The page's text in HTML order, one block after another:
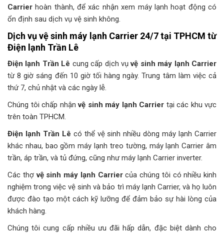
Carrier hoàn thành, để xác nhận xem máy lạnh hoạt động có
ổn định sau dịch vụ vệ sinh không.
Dịch vụ vệ sinh máy lạnh Carrier 24/7 tại TPHCM từ
Điện lạnh Trần Lê
Điện lạnh Trần Lê cung cấp dịch vụvệ sinh máy lạnh Carrier
từ 8 giờ sáng đến 10 giờ tối hàng ngày. Trung tâm làm việc cả
thứ 7, chủ nhật và các ngày lễ.
Chúng tôi chấp nhậnvệ sinh máy lạnh Carrier tại các khu vực
trên toàn TPHCM.
Điện lạnh Trần Lê có thể vệ sinh nhiều dòng máy lạnh Carrier
khác nhau, bao gồm máy lạnh treo tường, máy lạnh Carrier âm
trần, áp trần, và tủ đứng, cũng như máy lạnh Carrier inverter.
Các thợvệ sinh máy lạnh Carriercủa chúng tôi có nhiều kinh
nghiệm trong việc vệ sinh và bảo trì máy lạnh Carrier, và họ luôn
được đào tạo một cách kỹ lưỡng để đảm bảo sự hài lòng của
khách hàng.
Chúng tôi cung cấp nhiều ưu đãi hấp dẫn, đặc biệt dành cho